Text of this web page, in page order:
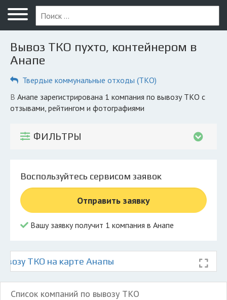
Меню
Главная
Вопрос юристу
Компании
Экоблог
© 2026 Все права защищены
Вывоз ТКО пухто, контейнером в
Анапе
Твердые коммунальные отходы (ТКО)
в Анапе зарегистрирована 1 компания по вывозу ТКО с
отзывами, рейтингом и фотографиями
ФИЛЬТРЫ
Воспользуйтесь сервисом заявок
Отправить заявку
Вашу заявку получит 1 компания в Анапе
ТКО на карте Анапы
Список компаний по вывозу ТКО